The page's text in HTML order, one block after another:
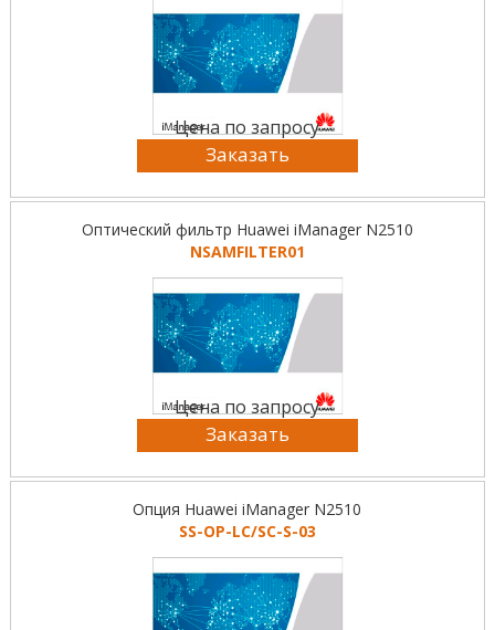
Цена по запросу
Заказать
Оптический фильтр Huawei iManager N2510
NSAMFILTER01
Цена по запросу
Заказать
Опция Huawei iManager N2510
SS-OP-LC/SC-S-03